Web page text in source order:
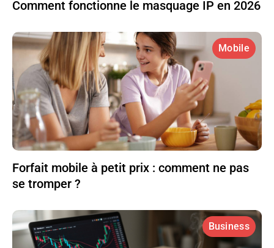
Comment fonctionne le masquage IP en 2026
Mobile
Forfait mobile à petit prix : comment ne pas
se tromper ?
Business